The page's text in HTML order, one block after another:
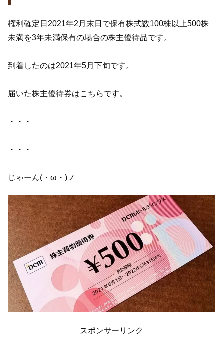
権利確定日2021年2月末日で保有株式数100株以上500株
未満を3年未満保有の場合の株主優待品です。
到着したのは2021年5月下旬です。
届いた株主優待券はこちらです。
・・・
・・・
じゃーん(・ω・)ノ
スポンサーリンク